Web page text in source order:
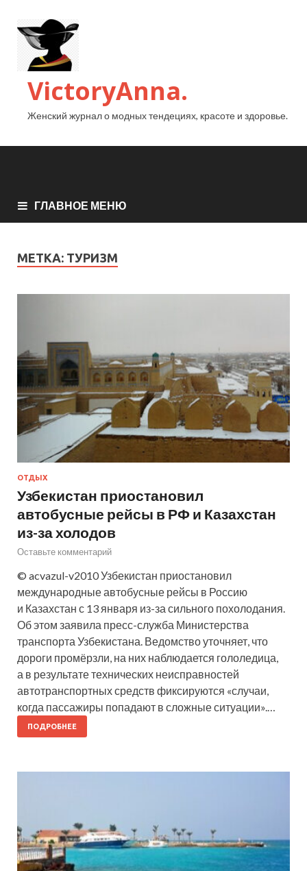
VictoryAnna.
Женский журнал о модных тендециях, красоте и здоровье.
ГЛАВНОЕ МЕНЮ
МЕТКА: ТУРИЗМ
ОТДЫХ
Узбекистан приостановил
автобусные рейсы в РФ и Казахстан
из-за холодов
Оставьте комментарий
© acvazul-v2010 Узбекистан приостановил
международные автобусные рейсы в Россию
и Казахстан с 13 января из-за сильного похолодания.
Об этом заявила пресс-служба Министерства
транспорта Узбекистана. Ведомство уточняет, что
дороги промёрзли, на них наблюдается гололедица,
а в результате технических неисправностей
автотранспортных средств фиксируются «случаи,
когда пассажиры попадают в сложные ситуации».…
ПОДРОБНЕЕ